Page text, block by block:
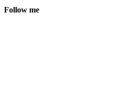
Follow me